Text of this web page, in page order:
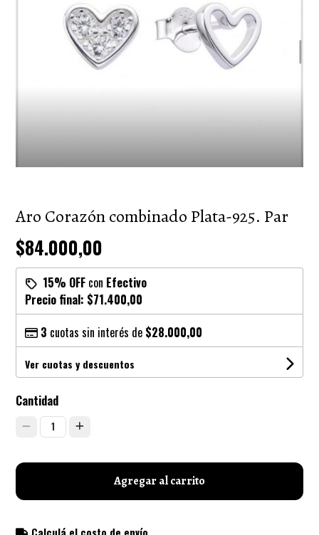
Aro Corazón combinado Plata-925. Par
$84.000,00
15% OFF con Efectivo
Precio final: $71.400,00
3 cuotas sin interés de $28.000,00
Ver cuotas y descuentos
Cantidad
1
Agregar al carrito